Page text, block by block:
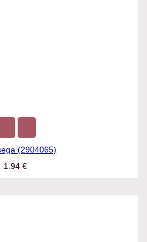
(2904065)
1.94€